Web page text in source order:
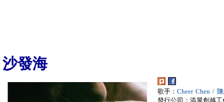
沙發海
歌手： Cheer Chen /
發行公司：添翼創越工